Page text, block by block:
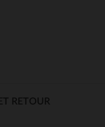
RETOUR